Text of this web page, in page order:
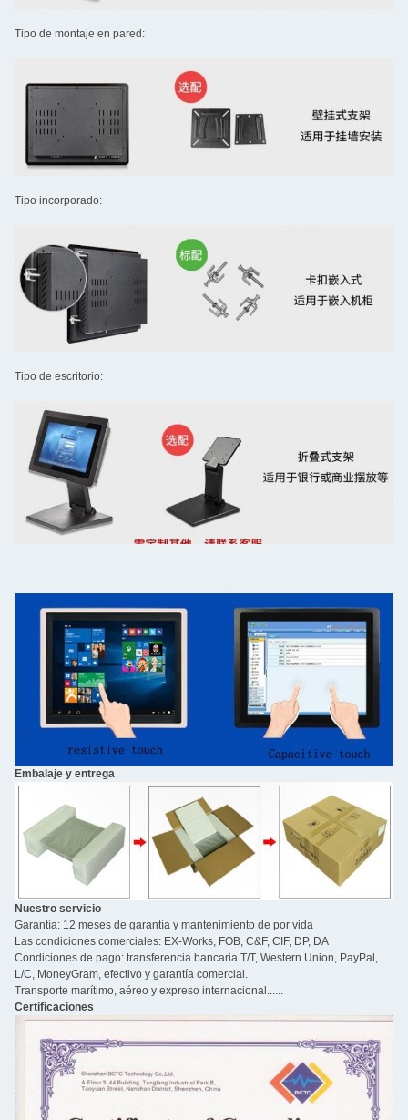
Tipo de montaje en pared:
Tipo incorporado:
Tipo de escritorio:
Embalaje y entrega
Nuestro servicio
Garantía: 12 meses de garantía y mantenimiento de por vida
Las condiciones comerciales: EX-Works, FOB, C&F, CIF, DP, DA
Condiciones de pago: transferencia bancaria T/T, Western Union, PayPal,
L/C, MoneyGram, efectivo y garantía comercial.
Transporte marítimo, aéreo y expreso internacional......
Certificaciones